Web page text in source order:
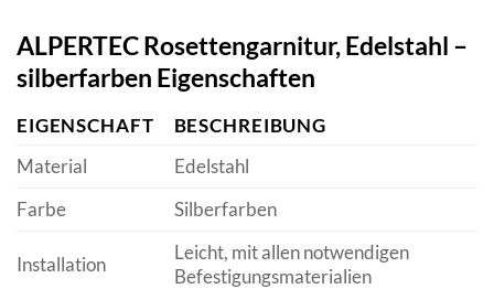
ALPERTEC Rosettengarnitur, Edelstahl –
silberfarben Eigenschaften
EIGENSCHAFT
BESCHREIBUNG
Material
Edelstahl
Farbe
Silberfarben
Installation
Leicht, mit allen notwendigen
Befestigungsmaterialien